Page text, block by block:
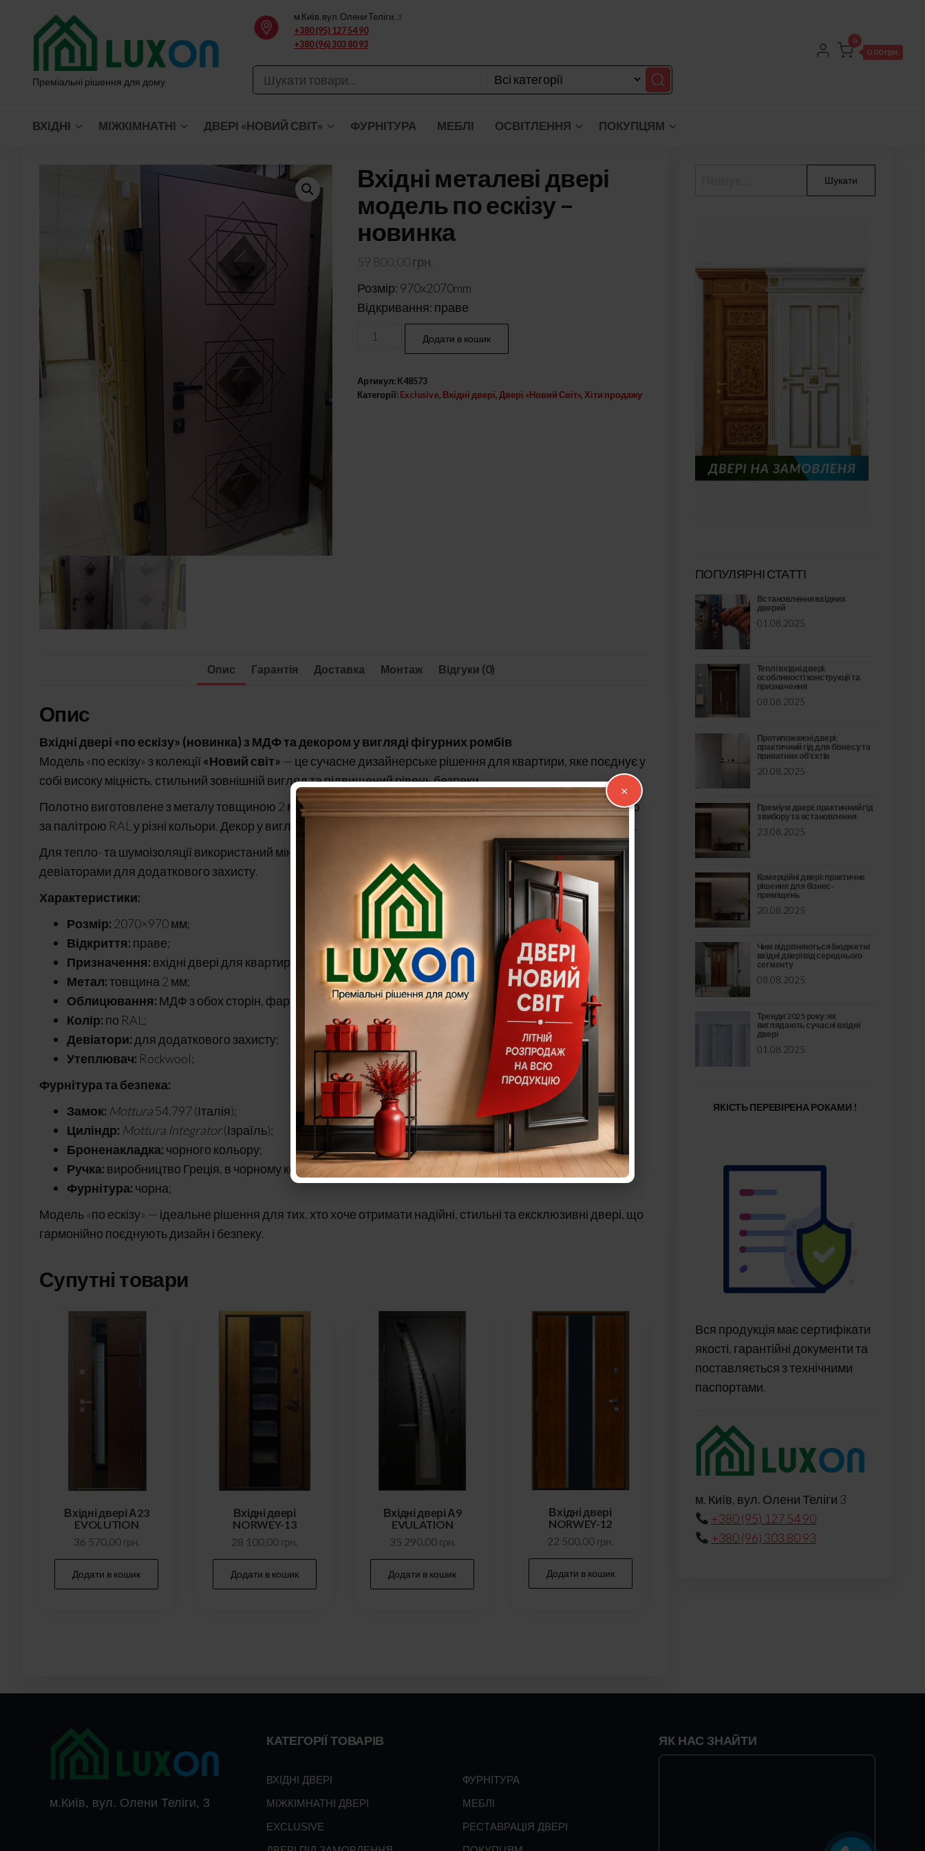
Преміальні рішення для дому
м.Київ, вул. Олени Теліги, 3
+380 (95) 127 54 90
+380 (96) 303 80 93
0
0,00 грн.
ВХІДНІ МІЖКІМНАТНІ ДВЕРІ «НОВИЙ СВІТ» ФУРНІТУРА МЕБЛІ ОСВІТЛЕННЯ ПОКУПЦЯМ
Вхідні металеві двері
модель по ескізу –
новинка
59 800,00грн.
Розмір: 970x2070mm
Відкривання: праве
Вхідні
металеві
модель
Додати в кошик
Артикул: K48573
Категорії: Exclusive, Вхідні двері, Двері «Новий Світ», Хіти продажу
Опис Гарантія Доставка Монтаж Відгуки (0)
Опис
Вхідні двері «по ескізу» (новинка) з МДФ та декором у вигляді фігурних ромбів
Модель «по ескізу» з колекції«Новий світ» — це сучасне дизайнерське рішення для квартири, яке поєднує у
собі високу міцність, стильний зовнішній вигляд та підвищений рівень безпеки.
Полотно виготовлене з металу товщиною 2 мм та облицьоване МДФ-плитою з обох сторін, пофарбованою
за палітрою RAL у різні кольори. Декор у вигляді фігурних ромбів надає дверям унікальності та виразності.
Для тепло- та шумоізоляції використаний мінеральний утеплювачRockwool
. Конструкція оснащена
девіаторами для додаткового захисту.
Характеристики:
Розмір: 2070×970 мм;
Відкриття: праве;
Призначення: вхідні двері для квартири;
Метал:товщина 2 мм;
Облицювання: МДФ з обох сторін, фарбоване, декор — фігурні ромби;
Колір: по RAL;
Девіатори: для додаткового захисту;
Утеплювач: Rockwool;
Фурнітура та безпека:
Замок: Mottura 54.797 (Італія);
Циліндр: Mottura Integrator(Ізраїль);
Броненакладка: чорного кольору;
Ручка: виробництво Греція, в чорному кольорі;
Фурнітура: чорна;
Модель «по ескізу» — ідеальне рішення для тих, хто хоче отримати надійні, стильні та ексклюзивні двері, що
гармонійно поєднують дизайн і безпеку.
Супутні товари
Вхідні двері А23
EVOLUTION
36 570,00 грн.
Додати в кошик
Вхідні двері
NORWEY-13
28 100,00 грн.
Додати в кошик
Вхідні двері А9
EVULATION
35 290,00 грн.
Додати в кошик
Вхідні двері
NORWEY-12
22 500,00 грн.
Додати в кошик
ПОПУЛЯРНІ СТАТТІ
Встановлення вхідних
дверей
01.08.2025
Теплі вхідні двері:
особливості конструкції та
призначення
08.08.2025
Протипожежні двері:
практичний гід для бізнесу та
приватних об’єктів
20.08.2025
Преміум двері: практичний гід
з вибору та встановлення
23.08.2025
Комерційні двері: практичне
рішення для бізнес-
приміщень
20.08.2025
Чим відрізняються бюджетні
вхідні двері від середнього
сегменту
08.08.2025
Тренди 2025 року: як
виглядають сучасні вхідні
двері
01.08.2025
ЯКІСТЬ ПЕРЕВІРЕНА РОКАМИ !
Вся продукція має сертифікати
якості, гарантійні документи та
поставляється з технічними
паспортами.
м. Київ, вул. Олени Теліги 3
+380 (95) 127 54 90
+380 (96) 303 80 93
×
м.Київ, вул. Олени Теліги, 3
КАТЕГОРІЇ ТОВАРІВ
ВХІДНІ ДВЕРІ
МІЖКІМНАТНІ ДВЕРІ
EXCLUSIVE
ФУРНІТУРА
МЕБЛІ
РЕСТАВРАЦІЯ ДВЕРІ
ЯК НАС ЗНАЙТИ